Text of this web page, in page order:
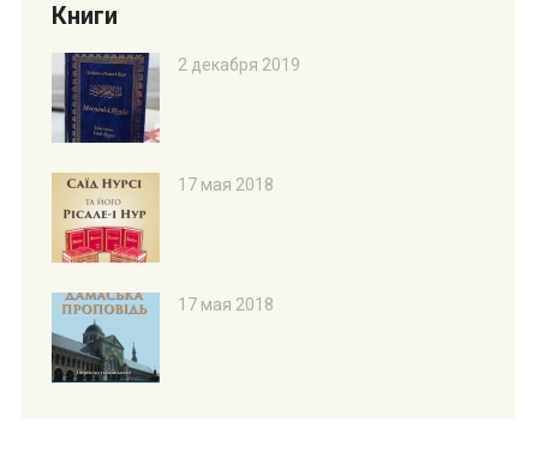
Книги
2 декабря 2019
17 мая 2018
17 мая 2018